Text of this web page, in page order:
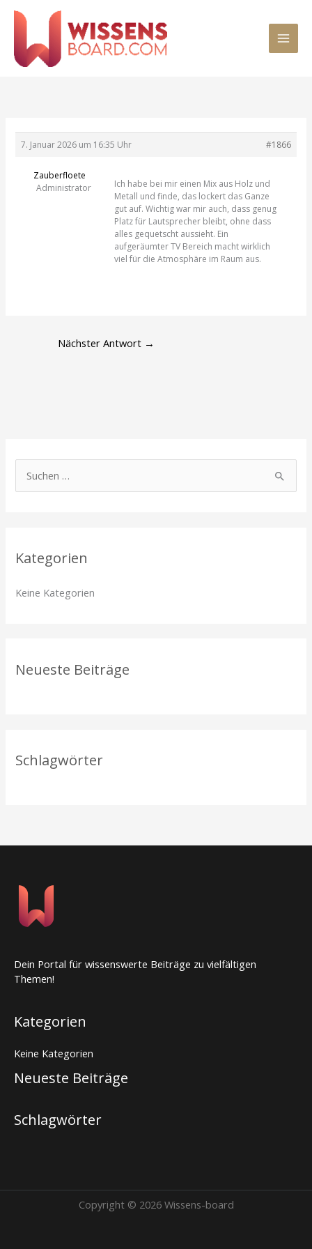
Inhalt
7. Januar 2026 um 16:35 Uhr #1866
Zauberfloete
Administrator
Ich habe bei mir einen Mix aus Holz und
Metall und finde, das lockert das Ganze
gut auf. Wichtig war mir auch, dass genug
Platz für Lautsprecher bleibt, ohne dass
alles gequetscht aussieht. Ein
aufgeräumter TV Bereich macht wirklich
viel für die Atmosphäre im Raum aus.
Nächster Antwort →
e
n
Kategorien
Keine Kategorien
Neueste Beiträge
Schlagwörter
Dein Portal für wissenswerte Beiträge zu vielfältigen
Themen!
Kategorien
Keine Kategorien
Neueste Beiträge
Schlagwörter
Copyright © 2026 Wissens-board